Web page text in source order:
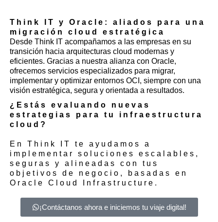
Think IT y Oracle: aliados para una
migración cloud estratégica
Desde Think IT acompañamos a las empresas en su
transición hacia arquitecturas cloud modernas y
eficientes. Gracias a nuestra alianza con Oracle,
ofrecemos servicios especializados para migrar,
implementar y optimizar entornos OCI, siempre con una
visión estratégica, segura y orientada a resultados.
¿Estás evaluando nuevas
estrategias para tu infraestructura
cloud?
En Think IT te ayudamos a
implementar soluciones escalables,
seguras y alineadas con tus
objetivos de negocio, basadas en
Oracle Cloud Infrastructure.
¡Contáctanos ahora e iniciemos tu viaje digital!